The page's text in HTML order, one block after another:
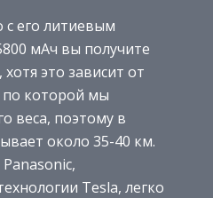
с его литиевым
мАч вы получите
это зависит от
по которой мы
веса, поэтому в
около 35-40 км.
Tesla, легко